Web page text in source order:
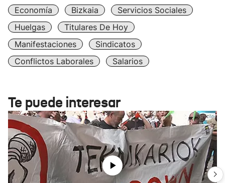
Economía Bizkaia
Servicios Sociales
Huelgas
Titulares De Hoy
Manifestaciones
Sindicatos
Conflictos Laborales
Salarios
Te puede interesar